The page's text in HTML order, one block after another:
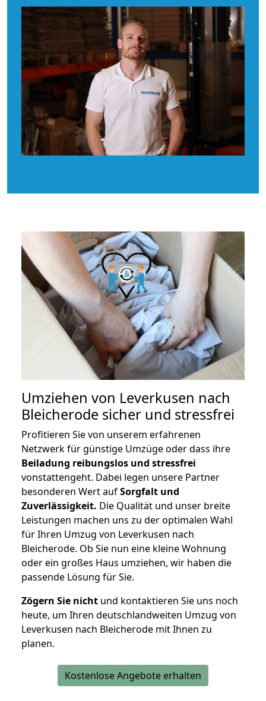
Umziehen von Leverkusen nach
Bleicherode sicher und stressfrei
Profitieren Sie von unserem erfahrenen
Netzwerk für günstige Umzüge oder dass ihre
Beiladung reibungslos und stressfrei
vonstattengeht. Dabei legen unsere Partner
besonderen Wert aufSorgfalt und
Zuverlässigkeit. Die Qualität und unser breite
Leistungen machen uns zu der optimalen Wahl
für Ihren Umzug von Leverkusen nach
Bleicherode. Ob Sie nun eine kleine Wohnung
oder ein großes Haus umziehen, wir haben die
passende Lösung für Sie.
Zögern Sie nicht und kontaktieren Sie uns noch
heute, um Ihren deutschlandweiten Umzug von
Leverkusen nach Bleicherode mit Ihnen zu
planen.
Kostenlose Angebote erhalten